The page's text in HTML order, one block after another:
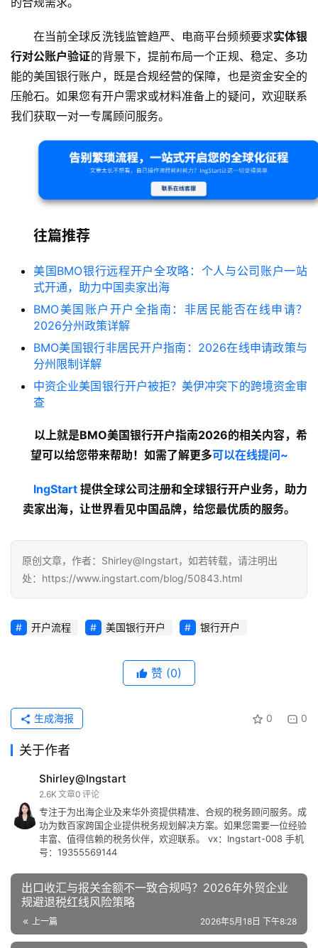
在当前全球反洗钱监管趋严、电商平台频频要求实体银
行对公账户验证的背景下，提前布局一个正规、稳定、多功
能的美国银行账户，既是合规经营的保障，也是资金安全的
压舱石。如果您有开户需求或材料准备上的疑问，欢迎联系
我们获取一对一专属顾问服务。
往篇推荐
美国BMO银行远程开户全攻略：个人与公司账户一站
式开通，助力中国卖家出海
BMO美国账户开户全指南：非居民能否在线申请？
2026分州政策详解
BMO美国银行非居民开户指南：2026在线申请政策与
分州限制详解
中资企业美国银行开户被拒？美伊冲突下的跨境资金审
查
以上就是BMO美国银行开户指南2026的相关内容，希
望可以给您带来帮助！如需了解更多可以在线提问~
lngStart 提供全球公司注册和全球银行开户业务，助力
卖家出海，让世界看见中国品牌，给您最优质的服务。
原创文章，作者：Shirley@Ingstart，如若转载，请注明出
处：https://www.ingstart.com/blog/50843.html
开户流程 美国银行开户 银行开户
赞 (0)
0 0
生成海报
关于作者
Shirley@Ingstart
2.6K 文章0 评论
专注于为出海企业及来华外资提供精准、合规的税务顾问服务。成
功为数百家跨国企业提供税务规划解决方案。如果您需要一位经验
丰富、值得信赖的税务伙伴，欢迎联系。 vx：Ingstart-008 手机
号：19355569144
出口收汇与报关金额不一致合规吗？2026年外贸企业
规避退税红线风险策略
上一篇 2026年5月18日 下午8:28